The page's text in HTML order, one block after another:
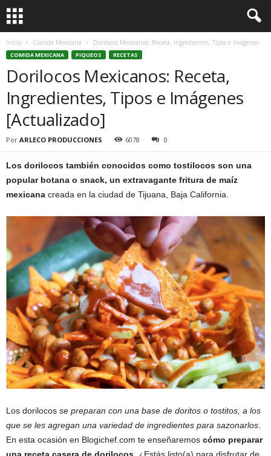
Inicio Comida Mexicana Dorilocos Mexicanos: Receta, Ingredientes, Tipos e Imágenes
COMIDA MEXICANA PIQUEOS RECETAS
Dorilocos Mexicanos: Receta,
Ingredientes, Tipos e Imágenes
[Actualizado]
Por ARLECO PRODUCCIONES 6078 0
Los dorilocos también conocidos como tostilocos son una
popular botana o snack, un extravagante fritura de maíz
mexicana creada en la ciudad de Tijuana, Baja California.
Los dorilocos se preparan con una base de doritos o tostitos, a los
que se les agregan una variedad de ingredientes para sazonarlos.
En esta ocasión en Blogichef.com te enseñaremos cómo preparar